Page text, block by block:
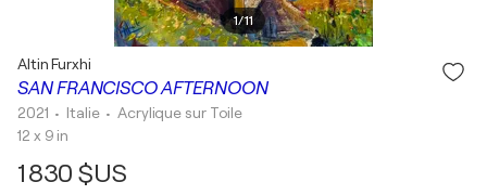
1/11
SAN FRANCISCO AFTERNOON
Altin Furxhi
2021 • Italie •Acrylique sur Toile
12 x 9 in
1 830 $US